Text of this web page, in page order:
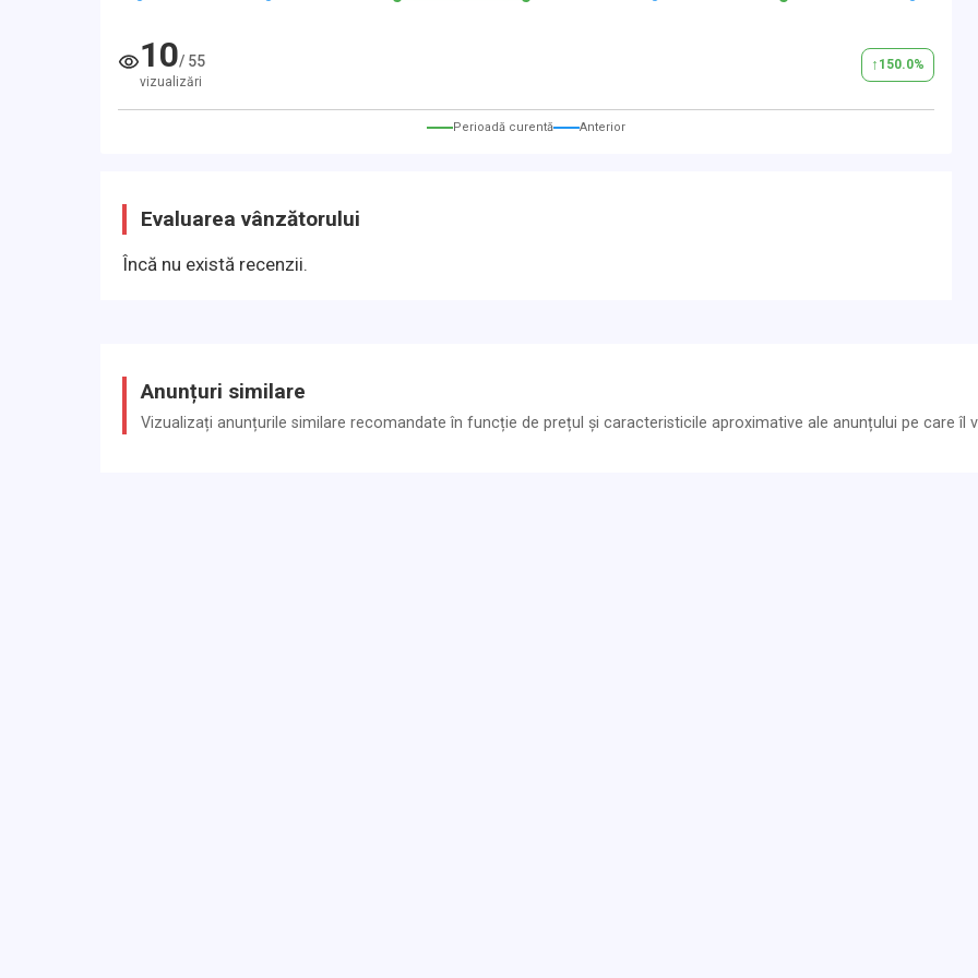
10/ 55
vizualizări
↑ 150.0%
Perioadă curentă Anterior
Evaluarea vânzătorului
Încă nu există recenzii.
Anunțuri similare
Vizualizați anunțurile similare recomandate în funcție de prețul și caracteristicile aproximative ale anunțului pe care îl